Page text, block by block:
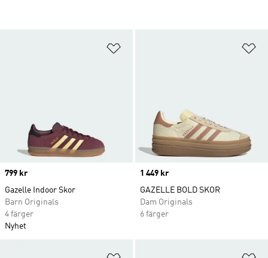
Price
799 kr
Gazelle Indoor Skor
Barn Originals
4 färger
Nyhet
Price
1 449 kr
GAZELLE BOLD SKOR
Dam Originals
6 färger